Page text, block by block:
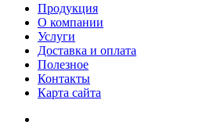
Продукция
О компании
Услуги
Доставка и оплата
Полезное
Контакты
Карта сайта